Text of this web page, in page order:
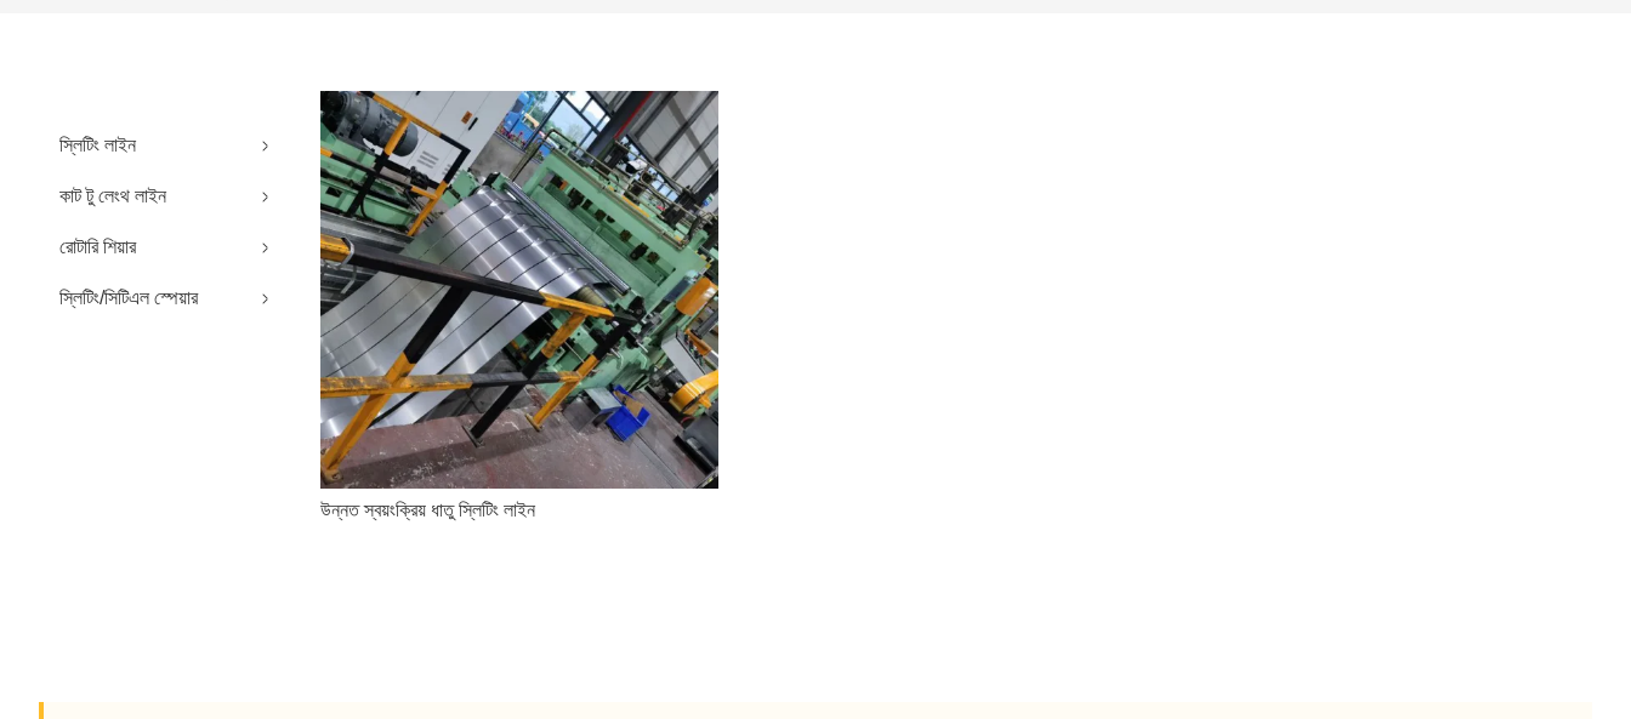
স্লিটিং লাইন
কাট টু লেংথ লাইন
রোটারি শিয়ার
স্লিটিং/সিটিএল স্পেয়ার
উন্নত স্বয়ংক্রিয় ধাতু স্লিটিং লাইন